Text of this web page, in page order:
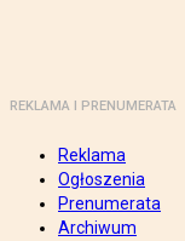
REKLAMA I PRENUMERATA
Reklama
Ogłoszenia
Prenumerata
Archiwum